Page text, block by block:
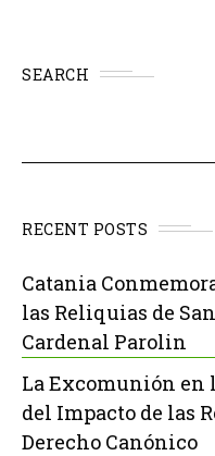
SEARCH
RECENT POSTS
Catania
las Reliquias de
Cardenal Parolin
La Excomunión en
del Impacto de las
Derecho Canónico